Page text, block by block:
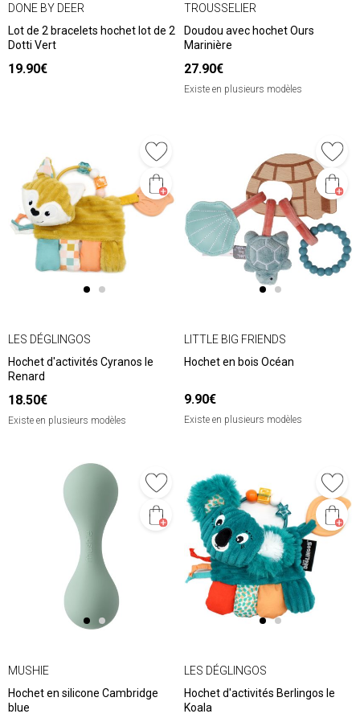
DONE BY DEER
Lot de 2 bracelets hochet lot de 2
Dotti Vert
19.90€
TROUSSELIER
Doudou avec hochet Ours
Marinière
27.90€
Existe en plusieurs modèles
LES DÉGLINGOS
Hochet d'activités Cyranos le
Renard
18.50€
Existe en plusieurs modèles
LITTLE BIG FRIENDS
Hochet en bois Océan
9.90€
Existe en plusieurs modèles
MUSHIE
Hochet en silicone Cambridge
blue
LES DÉGLINGOS
Hochet d'activités Berlingos le
Koala